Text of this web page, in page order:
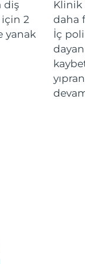
diş
için 2
yanak
Klinik
daha
İç
tarihi 8/11/26
8/12/26
8/9/26
tarihi
tarihi